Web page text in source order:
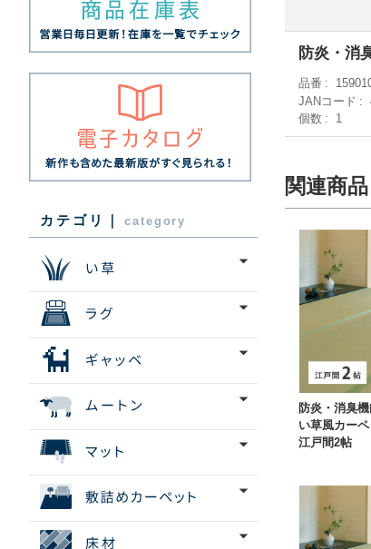
防炎・
品番
JANコード
個数
1
関連商品
防炎・消臭
い草風カー
江戸間2帖
カテゴリ｜ category